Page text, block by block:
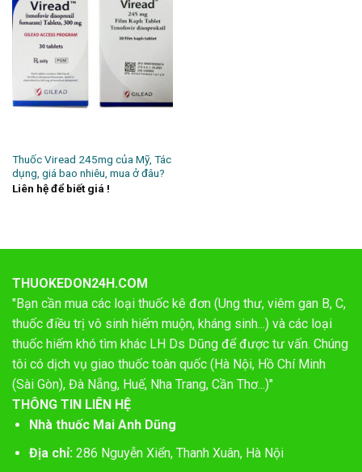
Thuốc Viread 245mg của Mỹ, Tác
dụng, giá bao nhiêu, mua ở đâu?
Liên hệ để biết giá !
THUOKEDON24H.COM
"Bạn cần mua các loại thuốc kê đơn (Ung thư, viêm gan B, C,
thuốc điều trị vô sinh hiếm muộn, kháng sinh...) và các loại
thuốc hiếm khó tìm khác LH Ds Dũng để được tư vấn. Chúng
tôi có dịch vụ giao thuốc toàn quốc (Hà Nội, Hồ Chí Minh
(Sài Gòn), Đà Nẵng, Huế, Nha Trang, Cần Thơ...)"
THÔNG TIN LIÊN HỆ
Nhà thuốc Mai Anh Dũng
Địa chỉ:286 Nguyễn Xiển, Thanh Xuân, Hà Nội